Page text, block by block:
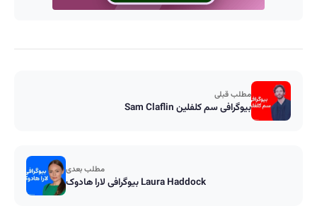
مطلب قبلی
بیوگرافی سم کلفلین Sam Claflin
مطلب بعدی
بیوگرافی لارا هادوک Laura Haddock